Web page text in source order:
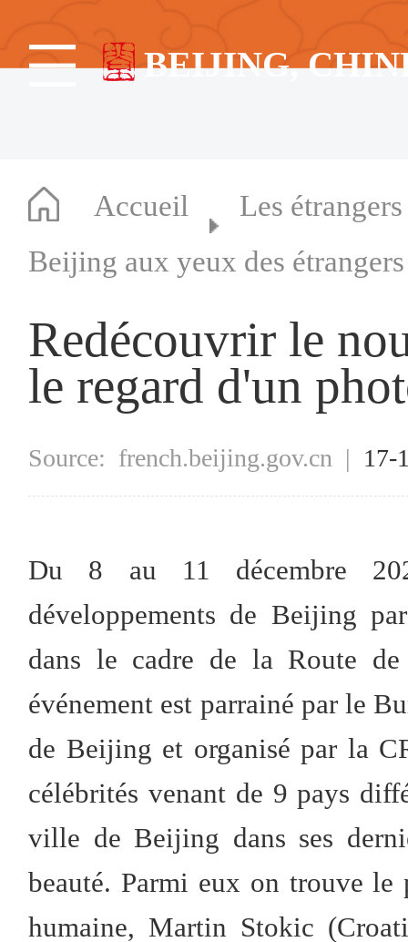
BEIJING,
Accueil
Les
Beijing aux yeux des étrangers
Redécouvrir le
le regard d'un
Source: french.beijing.gov.cn |
Du 8 au 11 décembre
développements de Beijing
dans le cadre de la Route
événement est parrainé par le
de Beijing et organisé par la
célébrités venant de 9 pays
ville de Beijing dans ses
beauté. Parmi eux on trouve
humaine, Martin Stokic